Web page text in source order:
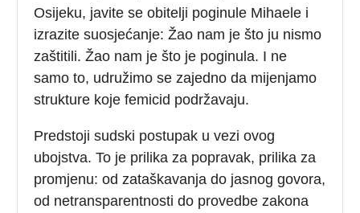
Osijeku, javite se obitelji poginule Mihaele i
izrazite suosjećanje: Žao nam je što ju nismo
zaštitili. Žao nam je što je poginula. I ne
samo to, udružimo se zajedno da mijenjamo
strukture koje femicid podržavaju.
Predstoji sudski postupak u vezi ovog
ubojstva. To je prilika za popravak, prilika za
promjenu: od zataškavanja do jasnog govora,
od netransparentnosti do provedbe zakona